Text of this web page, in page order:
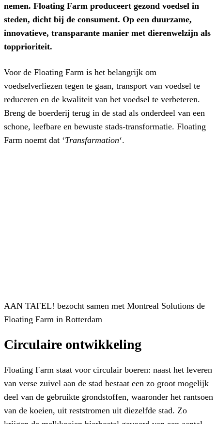
nemen. Floating Farm produceert gezond voedsel in
steden, dicht bij de consument. Op een duurzame,
innovatieve, transparante manier met dierenwelzijn als
topprioriteit.
Voor de Floating Farm is het belangrijk om
voedselverliezen tegen te gaan, transport van voedsel te
reduceren en de kwaliteit van het voedsel te verbeteren.
Breng de boerderij terug in de stad als onderdeel van een
schone, leefbare en bewuste stads-transformatie. Floating
Farm noemt dat ‘Transfarmation‘.
AAN TAFEL! bezocht samen met Montreal Solutions de
Floating Farm in Rotterdam
Circulaire ontwikkeling
Floating Farm staat voor circulair boeren: naast het leveren
van verse zuivel aan de stad bestaat een zo groot mogelijk
deel van de gebruikte grondstoffen, waaronder het rantsoen
van de koeien, uit reststromen uit diezelfde stad. Zo